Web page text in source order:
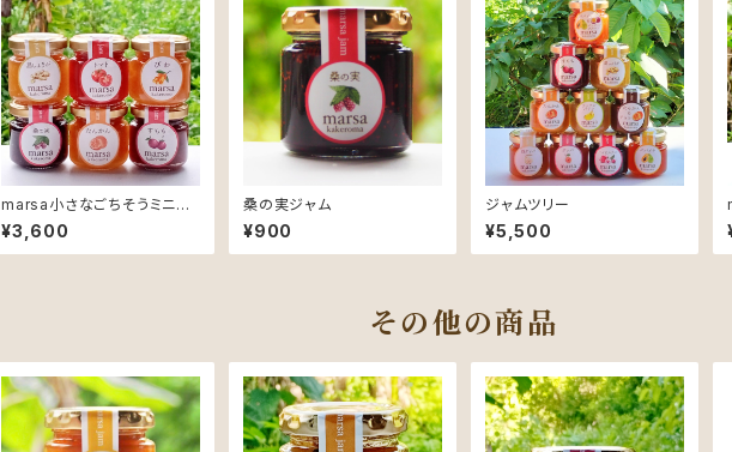
marsa小さなごちそうミニジ
ャム6本セット
¥3,600
桑の実ジャム
¥900
ジャムツリー
¥5,500
その他の商品